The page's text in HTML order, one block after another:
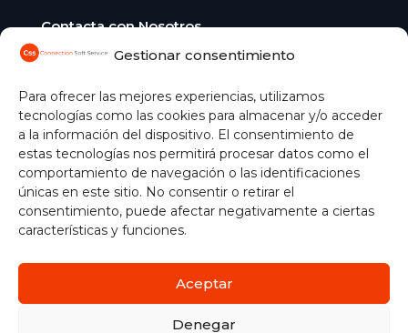
Gestionar consentimiento
Para ofrecer las mejores experiencias, utilizamos
tecnologías como las cookies para almacenar y/o acceder
a la información del dispositivo. El consentimiento de
estas tecnologías nos permitirá procesar datos como el
comportamiento de navegación o las identificaciones
únicas en este sitio. No consentir o retirar el
consentimiento, puede afectar negativamente a ciertas
características y funciones.
Aceptar
Denegar
Contacta con Nosotros
C/ Aguacate, 41 28054 Madrid
comercial@css.es
Gestionar cookies
Política de Cookies|Aviso Legal|Protección de Datos
Política de seguridad de la información